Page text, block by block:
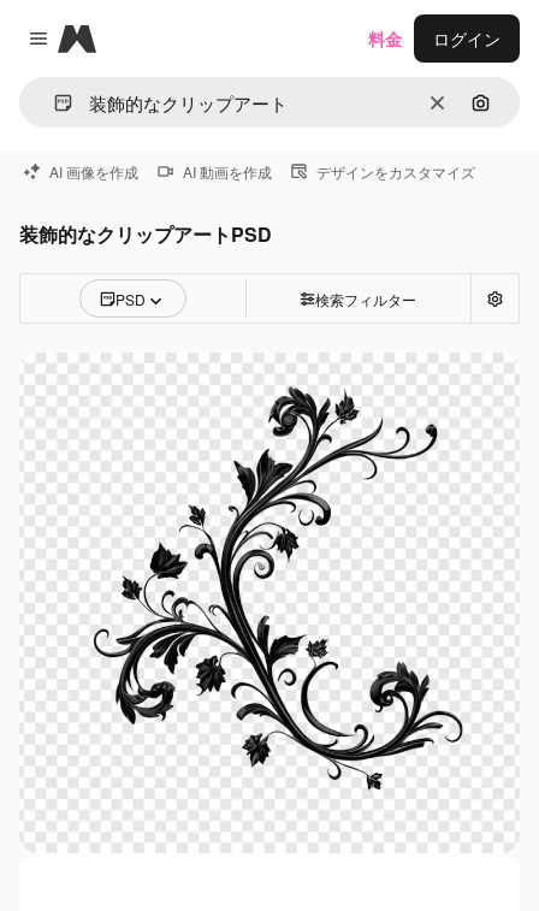
Close menu
Magnific
消去 画像で
料金 ログイン
AI 画像を作成 AI 動画を作成 デザインをカスタマイズ
装飾的なクリップアートPSD
PSD 検索フィルター